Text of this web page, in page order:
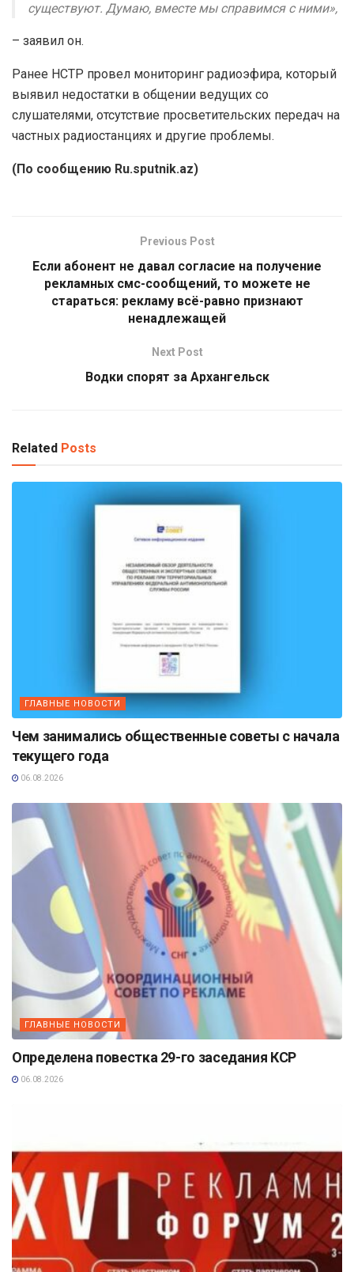
существуют. Думаю, вместе мы справимся с ними»,
– заявил он.
Ранее НСТР провел мониторинг радиоэфира, который
выявил недостатки в общении ведущих со
слушателями, отсутствие просветительских передач на
частных радиостанциях и другие проблемы.
(По сообщению Ru.sputnik.az)
Previous Post
Если абонент не давал согласие на получение
рекламных смс-сообщений, то можете не
стараться: рекламу всё-равно признают
ненадлежащей
Next Post
Водки спорят за Архангельск
Related Posts
ГЛАВНЫЕ НОВОСТИ
Чем занимались общественные советы с начала
текущего года
06.08.2026
ГЛАВНЫЕ НОВОСТИ
Определена повестка 29-го заседания КСР
06.08.2026